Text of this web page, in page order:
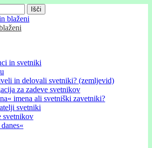
in svetniki
in delovali svetniki? (zemljevid)
za zadeve svetnikov
imena ali svetniški zavetniki?
svetniki
svetnikov